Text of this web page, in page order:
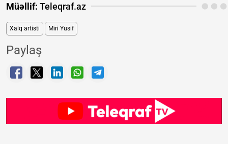
Müəllif: Teleqraf.az
Xalq artisti Miri Yusif
Paylaş